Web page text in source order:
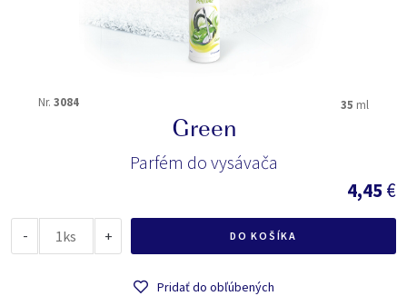
Nr. 3084 35 ml
Green
Parfém do vysávača
4,45€
- ks + DO KOŠÍKA
Pridať do obľúbených